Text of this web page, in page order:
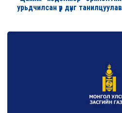
урьдчилсан үр дүнг танилцуулав